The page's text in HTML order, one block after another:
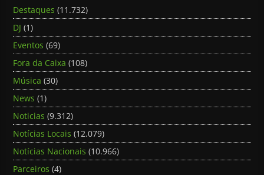
Destaques (11.732)
DJ (1)
Eventos (69)
Fora da Caixa (108)
Música (30)
News (1)
Noticias (9.312)
Notícias Locais (12.079)
Notícias Nacionais (10.966)
Parceiros (4)